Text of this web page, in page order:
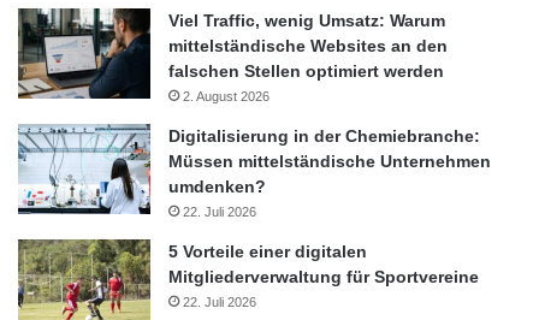
Community liefern das Transportgut direkt am Bestimmungsort
ab, so der Plan.
Einen geeigneten Partner für die Realisation der Idee, fand das
Unternehmen am KIT. Dies ist für die Förderung und
Unterstützung innovativer und zukunftsorientierter Projekte
bekannt. Um jungen Gründern die Verwirklichung ihrer Idee zu
ermöglichen, wurde die eigenständige Finanzierungsplattform
KITcrowd gegründet. Vom 21. August bis zum 07. Oktober kann
über die Weiterleitung zur Crowdfundingplattform Startnext unter
https://www.startnext.com/rumbrum das Start-up RumBrum
Viel Traffic, wenig Umsatz: Warum
mittelständische Websites an den
falschen Stellen optimiert werden
2. August 2026
Digitalisierung in der Chemiebranche:
Müssen mittelständische Unternehmen
umdenken?
22. Juli 2026
5 Vorteile einer digitalen
Mitgliederverwaltung für Sportvereine
22. Juli 2026